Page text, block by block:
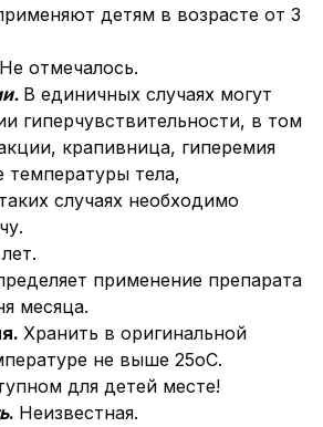
детям в возрасте от 3
Не отмечалось.
В единичных случаях могут
гиперчувствительности, в том
крапивница, гиперемия
тела,
случаях необходимо
применение препарата
месяца.
Хранить в оригинальной
не выше 25оС.
для детей месте!
. Неизвестная.